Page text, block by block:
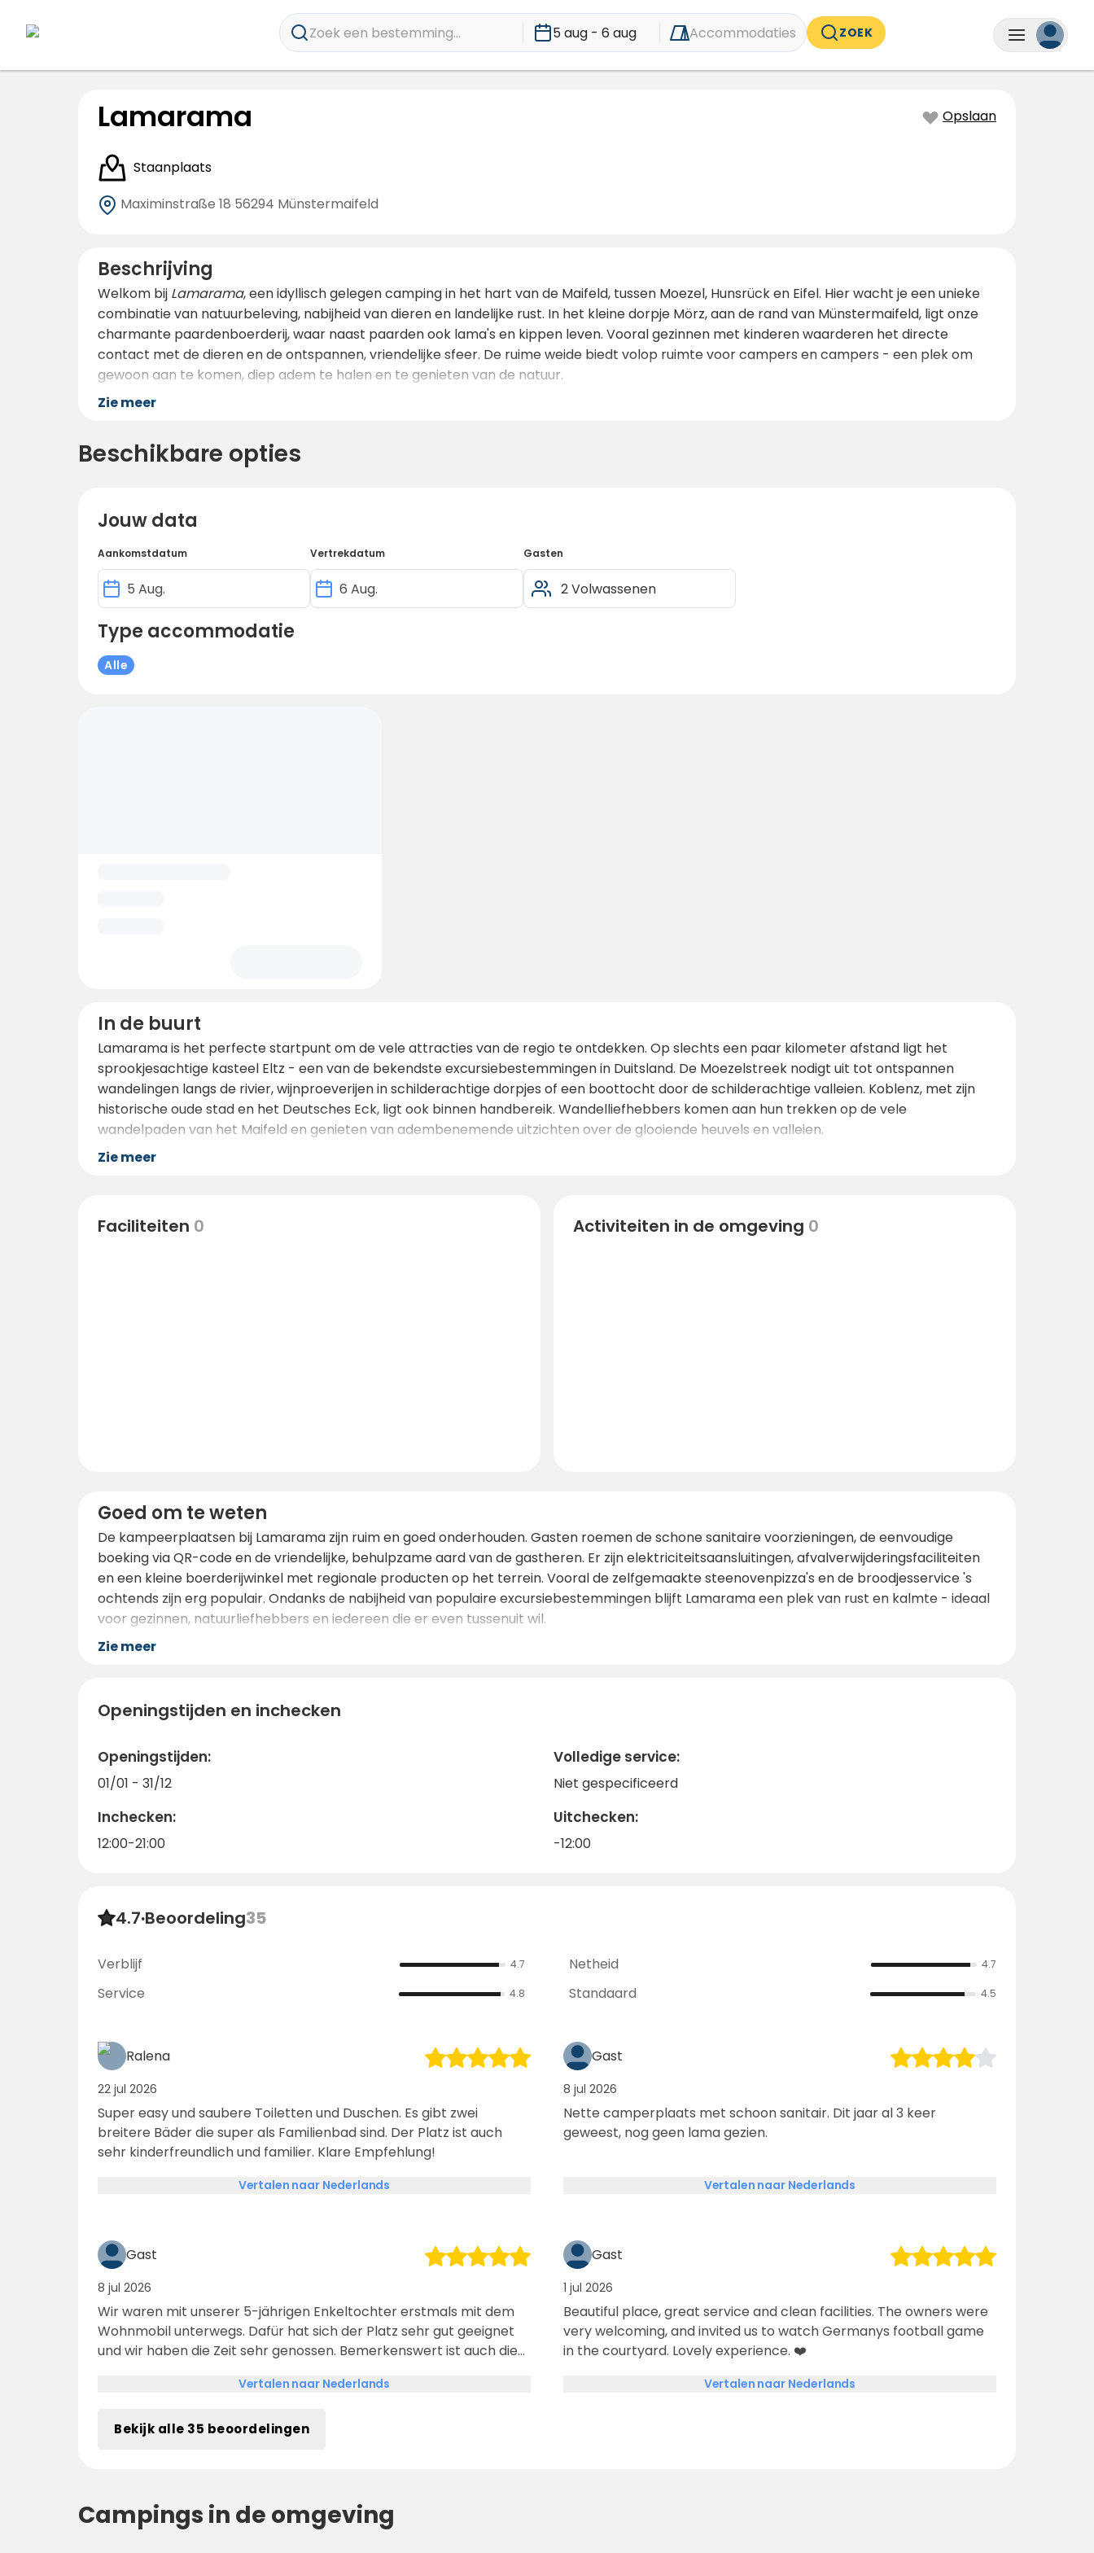
Zoek een bestemming... 5 aug - 6 aug Accommodaties ZOEK
Lamarama Opslaan
Staanplaats
Maximinstraße 18 56294 Münstermaifeld
Beschrijving
Welkom bij Lamarama, een idyllisch gelegen camping in het hart van de Maifeld, tussen Moezel, Hunsrück en Eifel. Hier wacht je een unieke
combinatie van natuurbeleving, nabijheid van dieren en landelijke rust. In het kleine dorpje Mörz, aan de rand van Münstermaifeld, ligt onze
charmante paardenboerderij, waar naast paarden ook lama's en kippen leven. Vooral gezinnen met kinderen waarderen het directe
contact met de dieren en de ontspannen, vriendelijke sfeer. De ruime weide biedt volop ruimte voor campers en campers - een plek om
gewoon aan te komen, diep adem te halen en te genieten van de natuur.
Zie meer
Beschikbare opties
Jouw data
Aankomstdatum Vertrekdatum Gasten
Type accommodatie
Alle
In de buurt
Lamarama is het perfecte startpunt om de vele attracties van de regio te ontdekken. Op slechts een paar kilometer afstand ligt het
sprookjesachtige kasteel Eltz - een van de bekendste excursiebestemmingen in Duitsland. De Moezelstreek nodigt uit tot ontspannen
wandelingen langs de rivier, wijnproeverijen in schilderachtige dorpjes of een boottocht door de schilderachtige valleien. Koblenz, met zijn
historische oude stad en het Deutsches Eck, ligt ook binnen handbereik. Wandelliefhebbers komen aan hun trekken op de vele
wandelpaden van het Maifeld en genieten van adembenemende uitzichten over de glooiende heuvels en valleien.
Zie meer
Faciliteiten 0 Activiteiten in de omgeving 0
Goed om te weten
De kampeerplaatsen bij Lamarama zijn ruim en goed onderhouden. Gasten roemen de schone sanitaire voorzieningen, de eenvoudige
boeking via QR-code en de vriendelijke, behulpzame aard van de gastheren. Er zijn elektriciteitsaansluitingen, afvalverwijderingsfaciliteiten
en een kleine boerderijwinkel met regionale producten op het terrein. Vooral de zelfgemaakte steenovenpizza's en de broodjesservice 's
ochtends zijn erg populair. Ondanks de nabijheid van populaire excursiebestemmingen blijft Lamarama een plek van rust en kalmte - ideaal
voor gezinnen, natuurliefhebbers en iedereen die er even tussenuit wil.
Zie meer
Openingstijden en inchecken
Openingstijden:
01/01 - 31/12
Volledige service:
Niet gespecificeerd
Inchecken:
12:00-21:00
Uitchecken:
-12:00
4.7·Beoordeling35
Verblijf 4.7 Netheid 4.7
Service 4.8 Standaard 4.5
Ralena
22 jul 2026
Super easy und saubere Toiletten und Duschen. Es gibt zwei
breitere Bäder die super als Familienbad sind. Der Platz ist auch
sehr kinderfreundlich und familier. Klare Empfehlung!
Vertalen naar Nederlands
Gast
8 jul 2026
Nette camperplaats met schoon sanitair. Dit jaar al 3 keer
geweest, nog geen lama gezien.
Vertalen naar Nederlands
Gast
8 jul 2026
Wir waren mit unserer 5-jährigen Enkeltochter erstmals mit dem
Wohnmobil unterwegs. Dafür hat sich der Platz sehr gut geeignet
und wir haben die Zeit sehr genossen. Bemerkenswert ist auch die
Sanitäreinrichtungen. Wir kommen sicher wieder, vielen Dank
Vertalen naar Nederlands
Gast
1 jul 2026
Beautiful place, great service and clean facilities. The owners were
very welcoming, and invited us to watch Germanys football game
in the courtyard. Lovely experience. ❤️
Vertalen naar Nederlands
Bekijk alle 35 beoordelingen
Campings in de omgeving